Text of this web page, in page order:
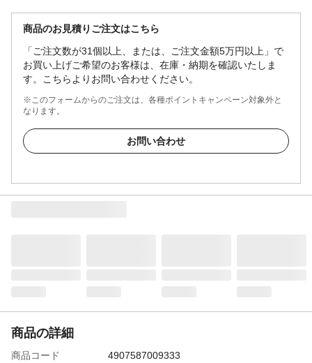
商品のお見積りご注文はこちら
「ご注文数が31個以上、または、ご注文金額5万円以上」で
お買い上げご希望のお客様は、在庫・納期を確認いたしま
す。こちらよりお問い合わせください。
※このフォームからのご注文は、各種ポイントキャンペーン対象外と
なります。
お問い合わせ
商品の詳細
商品コード
4907587009333